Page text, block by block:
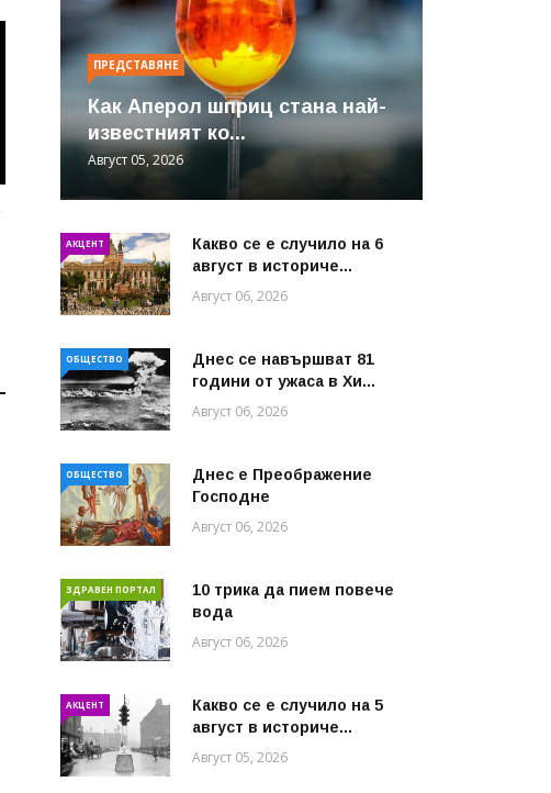
ПРЕДСТАВЯНЕ
Как Аперол шприц стана най-
известният ко...
Август 05, 2026
АКЦЕНТ
Какво се е случило на 6
август в историче...
Август 06, 2026
ОБЩЕСТВО
Днес се навършват 81
години от ужаса в Хи...
Август 06, 2026
ОБЩЕСТВО
Днес е Преображение
Господне
Август 06, 2026
ЗДРАВЕН ПОРТАЛ
10 трика да пием повече
вода
Август 06, 2026
АКЦЕНТ
Какво се е случило на 5
август в историче...
Август 05, 2026